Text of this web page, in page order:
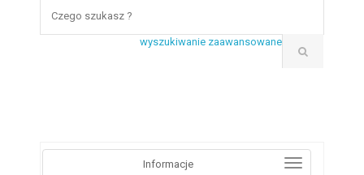
wyszukiwanie zaawansowane
Informacje